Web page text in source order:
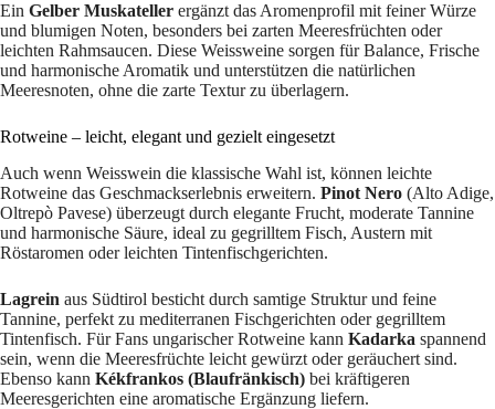
Ein Gelber Muskateller ergänzt das Aromenprofil mit feiner Würze
und blumigen Noten, besonders bei zarten Meeresfrüchten oder
leichten Rahmsaucen. Diese Weissweine sorgen für Balance, Frische
und harmonische Aromatik und unterstützen die natürlichen
Meeresnoten, ohne die zarte Textur zu überlagern.
Rotweine – leicht, elegant und gezielt eingesetzt
Auch wenn Weisswein die klassische Wahl ist, können leichte
Rotweine das Geschmackserlebnis erweitern. Pinot Nero (Alto Adige,
Oltrepò Pavese) überzeugt durch elegante Frucht, moderate Tannine
und harmonische Säure, ideal zu gegrilltem Fisch, Austern mit
Röstaromen oder leichten Tintenfischgerichten.
Lagrein aus Südtirol besticht durch samtige Struktur und feine
Tannine, perfekt zu mediterranen Fischgerichten oder gegrilltem
Tintenfisch. Für Fans ungarischer Rotweine kann Kadarka spannend
sein, wenn die Meeresfrüchte leicht gewürzt oder geräuchert sind.
Ebenso kann Kékfrankos (Blaufränkisch) bei kräftigeren
Meeresgerichten eine aromatische Ergänzung liefern.